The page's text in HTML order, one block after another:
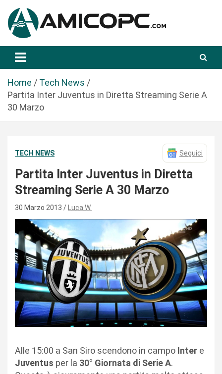
a
Amicopc.com
Home
Tech News
Partita Inter Juventus in Diretta Streaming Serie A
30 Marzo
TECH NEWS Seguici
Partita Inter Juventus in Diretta
Streaming Serie A 30 Marzo
30 Marzo 2013 Luca W.
Alle 15:00 a San Siro scendono in campo Inter e
Juventus per la 30° Giornata di Serie A.